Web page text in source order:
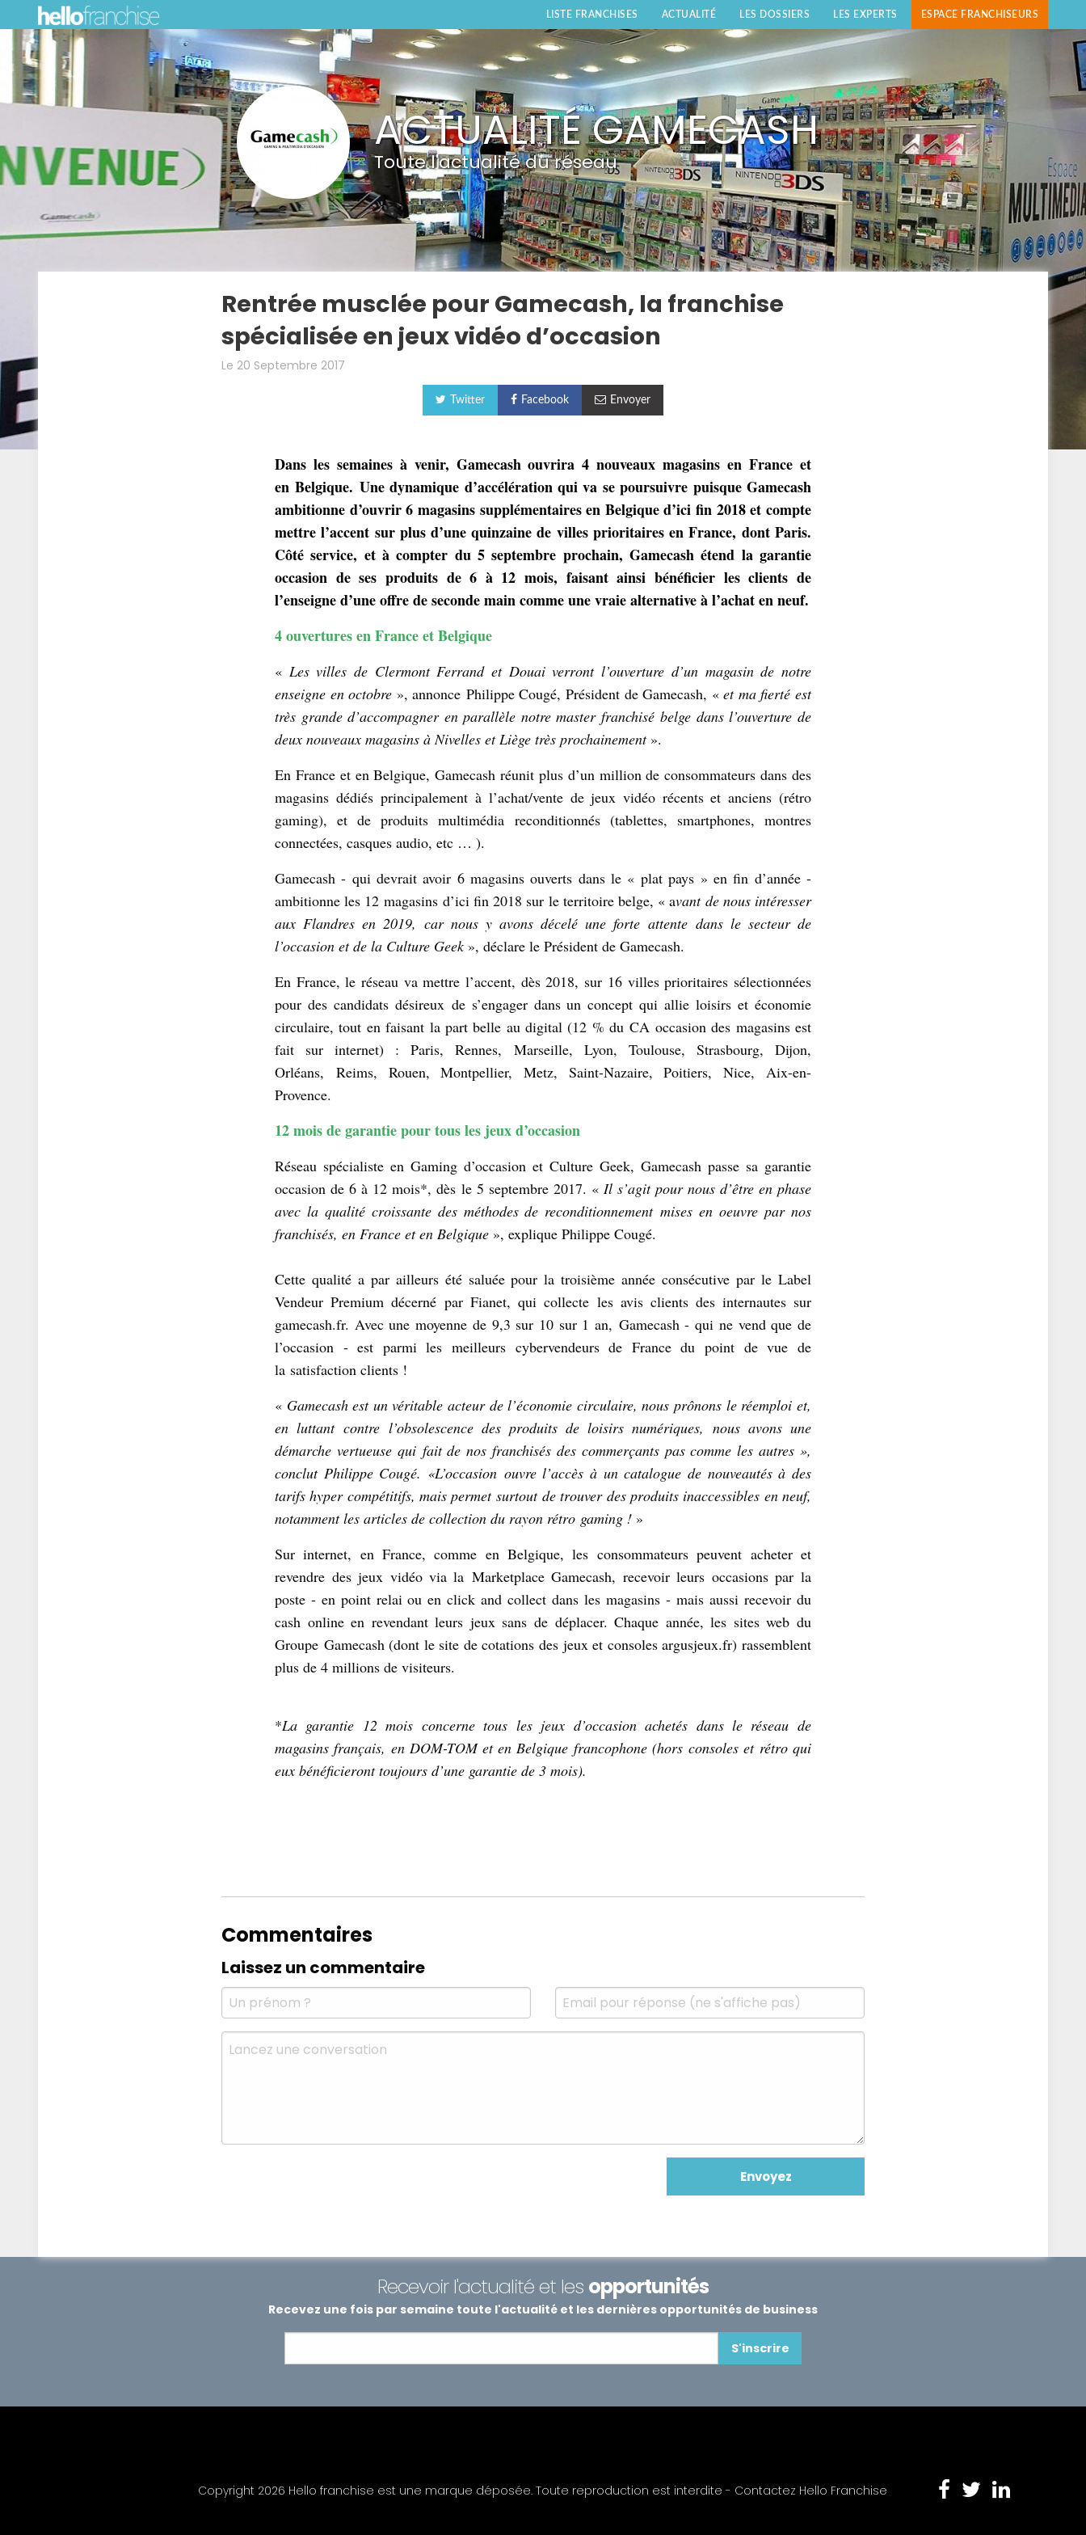
LISTE FRANCHISES ACTUALITÉ LES DOSSIERS LES EXPERTS ESPACE FRANCHISEURS
ACTUALITÉ GAMECASH
Toute l'actualité du réseau
Rentrée musclée pour Gamecash, la franchise
spécialisée en jeux vidéo d’occasion
Le 20 Septembre 2017
Twitter Facebook Envoyer
Dans les semaines à venir, Gamecash ouvrira 4 nouveaux magasins en France et
en Belgique. Une dynamique d’accélération qui va se poursuivre puisque Gamecash
ambitionne d’ouvrir 6 magasins supplémentaires en Belgique d’ici fin 2018 et compte
mettre l’accent sur plus d’une quinzaine de villes prioritaires en France, dont Paris.
Côté service, et à compter du 5 septembre prochain, Gamecash étend la garantie
occasion de ses produits de 6 à 12 mois, faisant ainsi bénéficier les clients de
l’enseigne d’une offre de seconde main comme une vraie alternative à l’achat en neuf.
4 ouvertures en France et Belgique
« Les villes de Clermont Ferrand et Douai verront l’ouverture d’un magasin de notre
enseigne en octobre », annonce Philippe Cougé, Président de Gamecash, «et ma fierté est
très grande d’accompagner en parallèle notre master franchisé belge dans l’ouverture de
deux nouveaux magasins à Nivelles et Liège très prochainement ».
En France et en Belgique, Gamecash réunit plus d’un million de consommateurs dans des
magasins dédiés principalement à l’achat/vente de jeux vidéo récents et anciens (rétro
gaming), et de produits multimédia reconditionnés (tablettes, smartphones, montres
connectées, casques audio, etc … ).
Gamecash - qui devrait avoir 6 magasins ouverts dans le « plat pays » en fin d’année -
ambitionne les 12 magasins d’ici fin 2018 sur le territoire belge, « avant de nous intéresser
aux Flandres en 2019, car nous y avons décelé une forte attente dans le secteur de
l’occasion et de la Culture Geek», déclare le Président de Gamecash.
En France, le réseau va mettre l’accent, dès 2018, sur 16 villes prioritaires sélectionnées
pour des candidats désireux de s’engager dans un concept qui allie loisirs et économie
circulaire, tout en faisant la part belle au digital (12 % du CA occasion des magasins est
fait sur internet) : Paris, Rennes, Marseille, Lyon, Toulouse, Strasbourg, Dijon,
Orléans, Reims, Rouen, Montpellier, Metz, Saint-Nazaire, Poitiers, Nice, Aix-en-
Provence.
12 mois de garantie pour tous les jeux d’occasion
Réseau spécialiste en Gaming d’occasion et Culture Geek, Gamecash passe sa garantie
occasion de 6 à 12 mois*, dès le 5 septembre 2017. « Il s’agit pour nous d’être en phase
avec la qualité croissante des méthodes de reconditionnement mises en oeuvre par nos
franchisés, en France et en Belgique », explique Philippe Cougé.
Cette qualité a par ailleurs été saluée pour la troisième année consécutive par le Label
Vendeur Premium décerné par Fianet, qui collecte les avis clients des internautes sur
gamecash.fr. Avec une moyenne de 9,3 sur 10 sur 1 an, Gamecash - qui ne vend que de
l’occasion - est parmi les meilleurs cybervendeurs de France du point de vue de
la satisfaction clients !
« Gamecash est un véritable acteur de l’économie circulaire, nous prônons le réemploi et,
en luttant contre l’obsolescence des produits de loisirs numériques, nous avons une
démarche vertueuse qui fait de nos franchisés des commerçants pas comme les autres »,
conclut Philippe Cougé. «L’occasion ouvre l’accès à un catalogue de nouveautés à des
tarifs hyper compétitifs, mais permet surtout de trouver des produits inaccessibles en neuf,
notamment les articles de collection du rayon rétro gaming ! »
Sur internet, en France, comme en Belgique, les consommateurs peuvent acheter et
revendre des jeux vidéo via la Marketplace Gamecash, recevoir leurs occasions par la
poste - en point relai ou en click and collect dans les magasins - mais aussi recevoir du
cash online en revendant leurs jeux sans de déplacer. Chaque année, les sites web du
Groupe Gamecash (dont le site de cotations des jeux et consoles argusjeux.fr) rassemblent
plus de 4 millions de visiteurs.
*La garantie 12 mois concerne tous les jeux d’occasion achetés dans le réseau de
magasins français, en DOM-TOM et en Belgique francophone (hors consoles et rétro qui
eux bénéficieront toujours d’une garantie de 3 mois).
Commentaires
Laissez un commentaire
Recevoir l'actualité et les opportunités
Recevez une fois par semaine toute l'actualité et les dernières opportunités de business
S'inscrire
Copyright 2026 Hello franchise est une marque déposée. Toute reproduction est interdite - Contactez Hello Franchise